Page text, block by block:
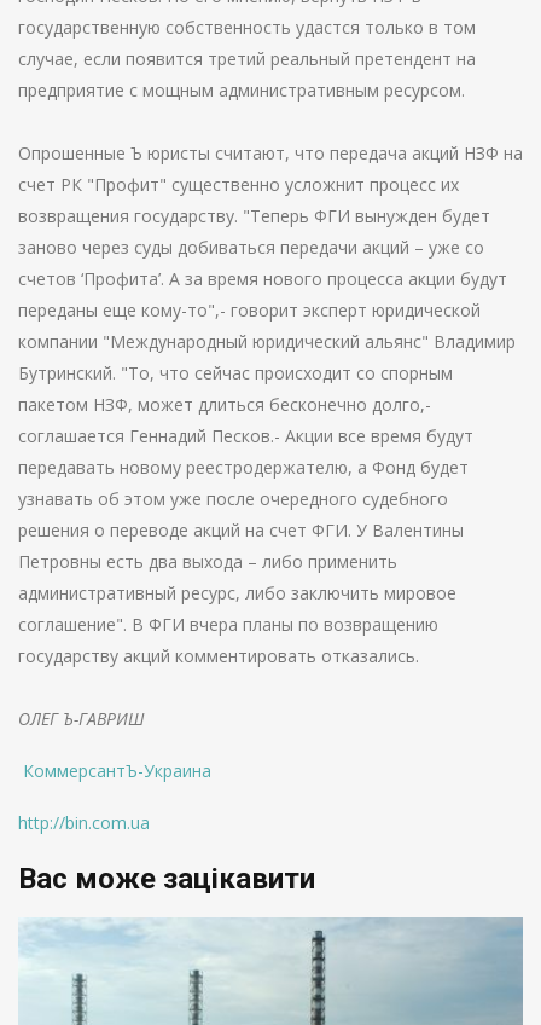
государственную собственность удастся только в том
случае, если появится третий реальный претендент на
предприятие с мощным административным ресурсом.
Опрошенные Ъ юристы считают, что передача акций НЗФ на
счет РК "Профит" существенно усложнит процесс их
возвращения государству. "Теперь ФГИ вынужден будет
заново через суды добиваться передачи акций – уже со
счетов ‘Профита’. А за время нового процесса акции будут
переданы еще кому-то",- говорит эксперт юридической
компании "Международный юридический альянс" Владимир
Бутринский. "То, что сейчас происходит со спорным
пакетом НЗФ, может длиться бесконечно долго,-
соглашается Геннадий Песков.- Акции все время будут
передавать новому реестродержателю, а Фонд будет
узнавать об этом уже после очередного судебного
решения о переводе акций на счет ФГИ. У Валентины
Петровны есть два выхода – либо применить
административный ресурс, либо заключить мировое
соглашение". В ФГИ вчера планы по возвращению
государству акций комментировать отказались.
ОЛЕГ Ъ-ГАВРИШ
КоммерсантЪ-Украина
http://bin.com.ua
Вас може зацікавити